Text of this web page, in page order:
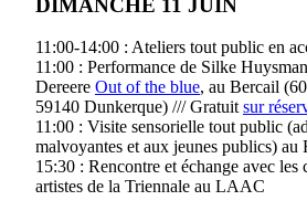
11:00-14:00 : Ateliers tout public en
11:00 : Performance de Silke
Dereere Out of the blue, au Bercail
59140 Dunkerque) /// Gratuit sur
11:00 : Visite sensorielle tout public
malvoyantes et aux jeunes publics) au
15:30 : Rencontre et échange avec les
artistes de la Triennale au LAAC